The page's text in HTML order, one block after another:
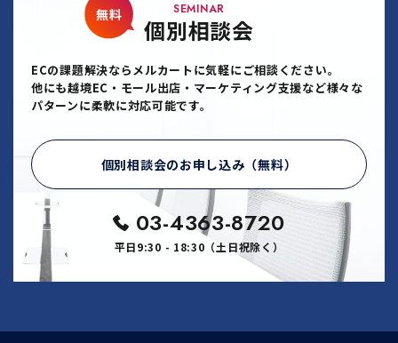
SEMINAR
個別相談会
無料
ECの課題解決ならメルカートに気軽にご相談ください。
他にも越境EC・モール出店・マーケティング支援など様々な
パターンに柔軟に対応可能です。
個別相談会のお申し込み（無料）
03-4363-8720
平日9:30 - 18:30（土日祝除く）